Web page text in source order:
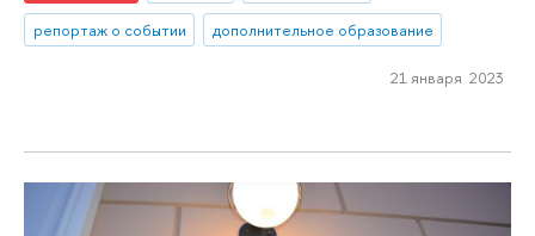
репортаж о событии
дополнительное образование
21 января 2023